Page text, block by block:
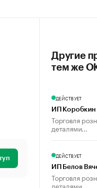
Другие
тем же
ДЕЙСТВУЕТ
ИП Коробкин
Торговля
деталями...
ДЕЙСТВУЕТ
ИП Белов
Торговля
деталями...